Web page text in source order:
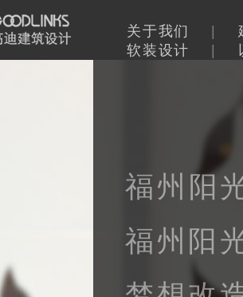
关于我们
软装设计
福州阳
福州阳